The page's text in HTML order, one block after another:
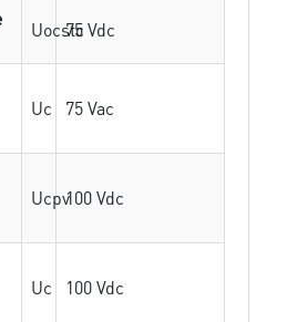
Uocstc75 Vdc
Uc 75 Vac
Ucpv100 Vdc
Uc 100 Vdc